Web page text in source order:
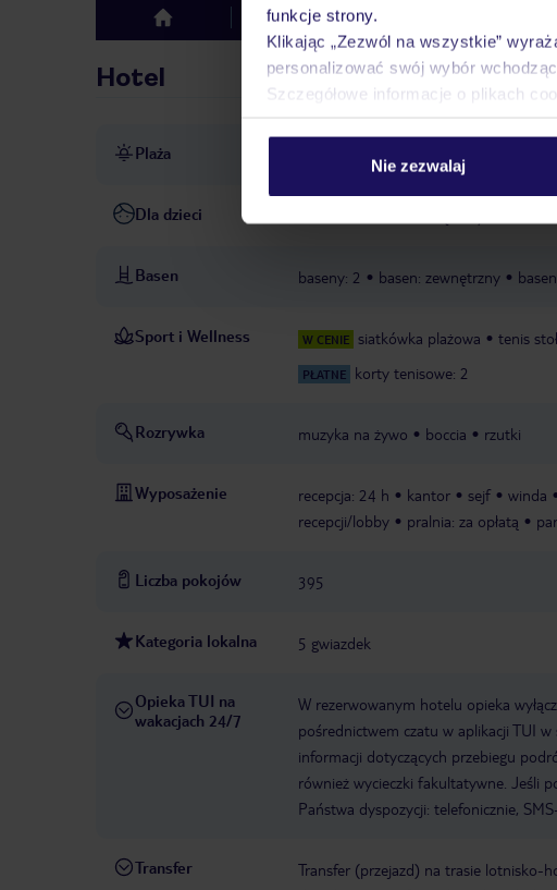
funkcje strony.
Klikając „Zezwól na wszystkie”
personalizować swój wybór wchodząc
Szczegółowe informacje o plikach
Nie zezwalaj
top Hotel
Hotel
Plaża bezpośrednio przy plaży publiczna
Dla dzieci
Basen baseny: 2 basen: zewnętrzny
Sport i Wellness W CENIE siatkówka plażowa tenis
PŁATNE korty tenisowe: 2
Rozrywka muzyka na żywo boccia rzutki
Wyposażenie recepcja: 24 h kantor sejf winda
recepcji/lobby
pralnia: za opłatą
Liczba pokojów 395
Kategoria lokalna 5 gwiazdek
Opieka TUI na
wakacjach 24/7
W rezerwowanym hotelu opieka
pośrednictwem czatu w aplikacji TUI
informacji dotyczących przebiegu
również wycieczki fakultatywne. Jeśli
Państwa dyspozycji: telefonicznie,
Transfer
Transfer (przejazd) na trasie lotnisko-